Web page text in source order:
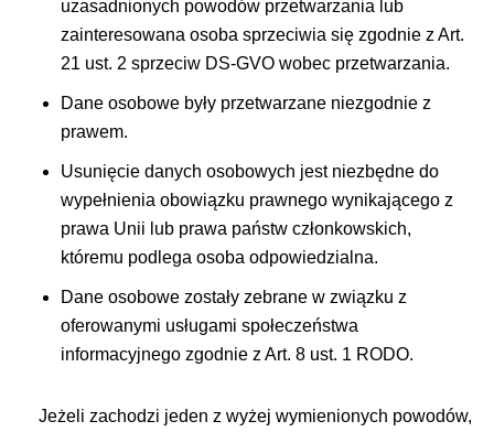
uzasadnionych powodów przetwarzania lub
zainteresowana osoba sprzeciwia się zgodnie z Art.
21 ust. 2 sprzeciw DS-GVO wobec przetwarzania.
Dane osobowe były przetwarzane niezgodnie z
prawem.
Usunięcie danych osobowych jest niezbędne do
wypełnienia obowiązku prawnego wynikającego z
prawa Unii lub prawa państw członkowskich,
któremu podlega osoba odpowiedzialna.
Dane osobowe zostały zebrane w związku z
oferowanymi usługami społeczeństwa
informacyjnego zgodnie z Art. 8 ust. 1 RODO.
Jeżeli zachodzi jeden z wyżej wymienionych powodów,